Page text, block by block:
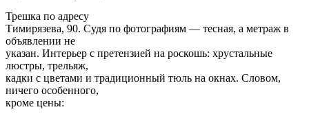
Трешка по адресу
Тимирязева, 90. Судя по фотографиям — тесная, а метраж в
объявлении не
указан. Интерьер с претензией на роскошь: хрустальные
люстры, трельяж,
кадки с цветами и традиционный тюль на окнах. Словом,
ничего особенного,
кроме цены: